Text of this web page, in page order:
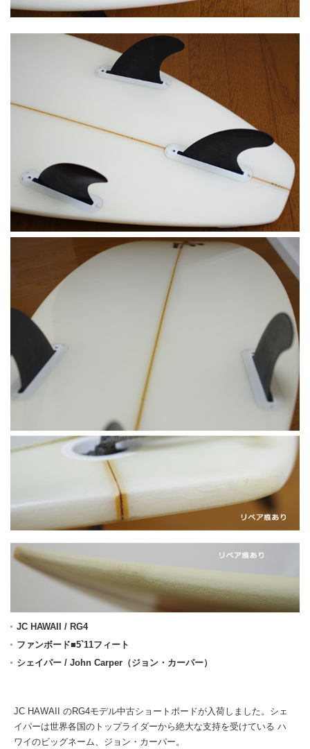
JC HAWAII / RG4
ファンボード■5`11フィート
シェイパー / John Carper（ジョン・カーパー）
JC HAWAII のRG4モデル中古ショートボードが入荷しました。シェ
イパーは世界各国のトップライダーから絶大な支持を受けている ハ
ワイのビッグネーム、ジョン・カーパー。